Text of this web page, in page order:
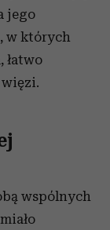
jego
w których
łatwo
wspólnych